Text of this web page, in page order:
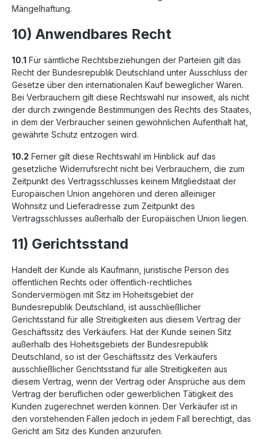
Mängelhaftung.
10) Anwendbares Recht
10.1 Für sämtliche Rechtsbeziehungen der Parteien gilt das
Recht der Bundesrepublik Deutschland unter Ausschluss der
Gesetze über den internationalen Kauf beweglicher Waren.
Bei Verbrauchern gilt diese Rechtswahl nur insoweit, als nicht
der durch zwingende Bestimmungen des Rechts des Staates,
in dem der Verbraucher seinen gewöhnlichen Aufenthalt hat,
gewährte Schutz entzogen wird.
10.2 Ferner gilt diese Rechtswahl im Hinblick auf das
gesetzliche Widerrufsrecht nicht bei Verbrauchern, die zum
Zeitpunkt des Vertragsschlusses keinem Mitgliedstaat der
Europäischen Union angehören und deren alleiniger
Wohnsitz und Lieferadresse zum Zeitpunkt des
Vertragsschlusses außerhalb der Europäischen Union liegen.
11) Gerichtsstand
Handelt der Kunde als Kaufmann, juristische Person des
öffentlichen Rechts oder öffentlich-rechtliches
Sondervermögen mit Sitz im Hoheitsgebiet der
Bundesrepublik Deutschland, ist ausschließlicher
Gerichtsstand für alle Streitigkeiten aus diesem Vertrag der
Geschäftssitz des Verkäufers. Hat der Kunde seinen Sitz
außerhalb des Hoheitsgebiets der Bundesrepublik
Deutschland, so ist der Geschäftssitz des Verkäufers
ausschließlicher Gerichtsstand für alle Streitigkeiten aus
diesem Vertrag, wenn der Vertrag oder Ansprüche aus dem
Vertrag der beruflichen oder gewerblichen Tätigkeit des
Kunden zugerechnet werden können. Der Verkäufer ist in
den vorstehenden Fällen jedoch in jedem Fall berechtigt, das
Gericht am Sitz des Kunden anzurufen.